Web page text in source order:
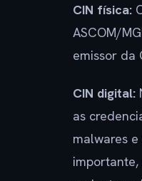
CIN física:
ASCOM/
emissor da
CIN digital:
as
malwares